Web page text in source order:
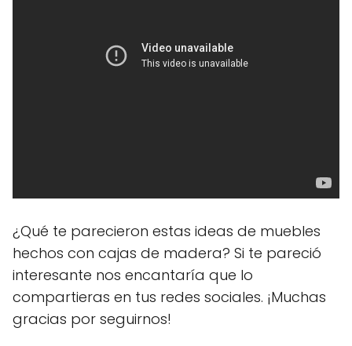
¿Qué te parecieron estas ideas de muebles
hechos con cajas de madera? Si te pareció
interesante nos encantaría que lo
compartieras en tus redes sociales. ¡Muchas
gracias por seguirnos!